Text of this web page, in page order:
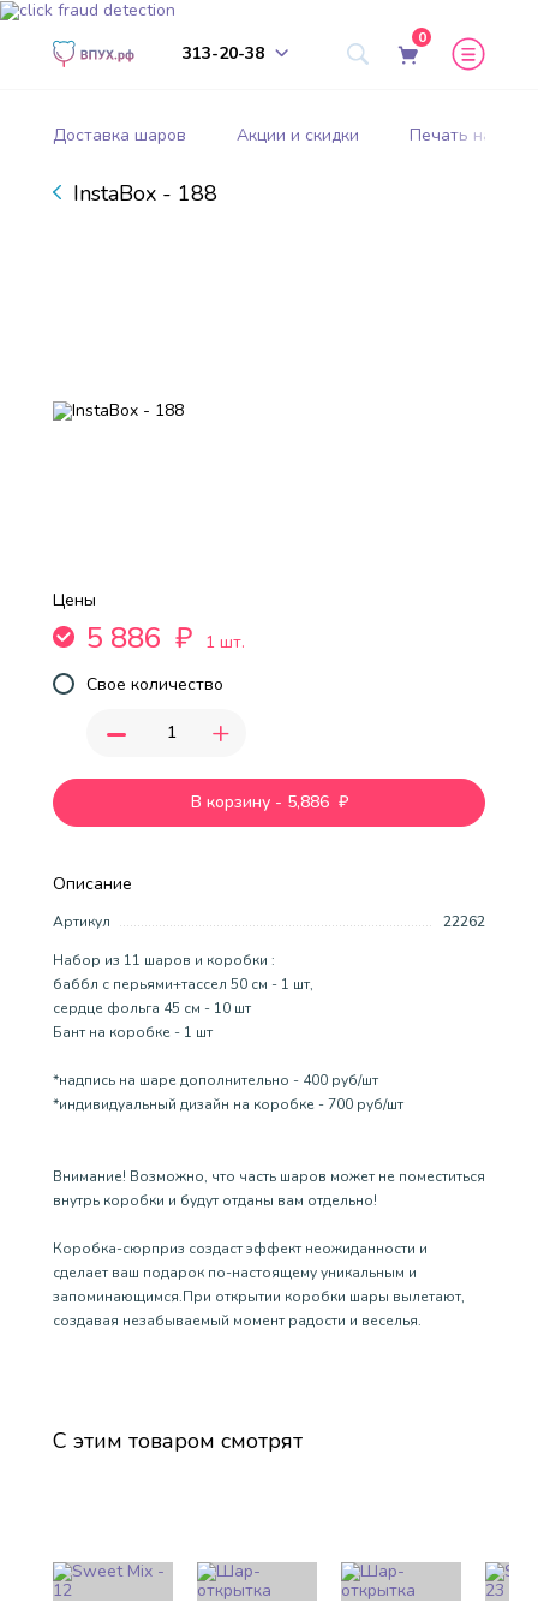
313-20-38
0
Доставка шаров Акции и скидки Печать на
InstaBox - 188
Описание
Артикул
22262
Набор из 11 шаров и коробки :
баббл с перьями+тассел 50 см - 1 шт,
сердце фольга 45 см - 10 шт
Бант на коробке - 1 шт
*надпись на шаре дополнительно - 400 руб/шт
*индивидуальный дизайн на коробке - 700 руб/шт
Внимание! Возможно, что часть шаров может не поместиться
внутрь коробки и будут отданы вам отдельно!
Коробка-сюрприз создаст эффект неожиданности и
сделает ваш подарок по-настоящему уникальным и
запоминающимся.При открытии коробки шары вылетают,
создавая незабываемый момент радости и веселья.
Цены
5 886 ₽
1 шт.
Свое количество
- +
В корзину - 5,886 ₽
С этим товаром смотрят